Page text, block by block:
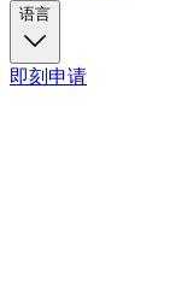
语言
即刻申请